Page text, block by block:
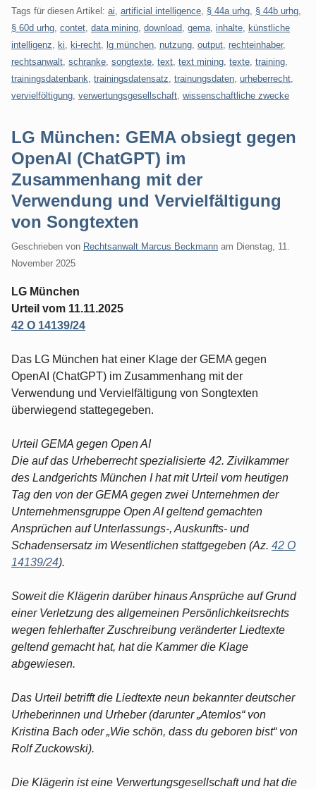
Tags für diesen Artikel: ai artificial intelligence § 44a urhg § 44b urhg
§ 60d urhg contet data mining download gema inhalte
künstliche
intelligenz
ki ki-recht lg münchen nutzung output rechteinhaber,
rechtsanwalt schranke songtexte text text mining texte training
trainingsdatenbank trainingsdatensatz trainungsdaten urheberrecht
vervielföltigung verwertungsgesellschaft wissenschaftliche zwecke
LG München: GEMA obsiegt gegen
OpenAI (ChatGPT) im
Zusammenhang mit der
Verwendung und Vervielfältigung
von Songtexten
Geschrieben von Rechtsanwalt Marcus Beckmann am Dienstag, 11.
November 2025
LG München
Urteil vom 11.11.2025
42 O 14139/24
Das LG München hat einer Klage der GEMA gegen
OpenAI (ChatGPT) im Zusammenhang mit der
Verwendung und Vervielfältigung von Songtexten
überwiegend stattegegeben.
Urteil GEMA gegen Open AI
Die auf das Urheberrecht spezialisierte 42. Zivilkammer
des Landgerichts München I hat mit Urteil vom heutigen
Tag den von der GEMA gegen zwei Unternehmen der
Unternehmensgruppe Open AI geltend gemachten
Ansprüchen auf Unterlassungs-, Auskunfts- und
Schadensersatz im Wesentlichen stattgegeben (Az. 42 O
14139/24).
Soweit die Klägerin darüber hinaus Ansprüche auf Grund
einer Verletzung des allgemeinen Persönlichkeitsrechts
wegen fehlerhafter Zuschreibung veränderter Liedtexte
geltend gemacht hat, hat die Kammer die Klage
abgewiesen.
Das Urteil betrifft die Liedtexte neun bekannter deutscher
Urheberinnen und Urheber (darunter „Atemlos“ von
Kristina Bach oder „Wie schön, dass du geboren bist“ von
Rolf Zuckowski).
Die Klägerin ist eine Verwertungsgesellschaft und hat die